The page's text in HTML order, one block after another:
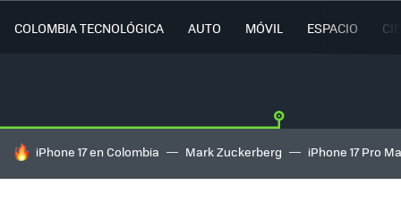
COLOMBIA TECNOLÓGICA AUTO MÓVIL ESPACIO
HOY SE HABLA DE
iPhone 17 en Colombia Mark Zuckerberg iPhone 17 Pro